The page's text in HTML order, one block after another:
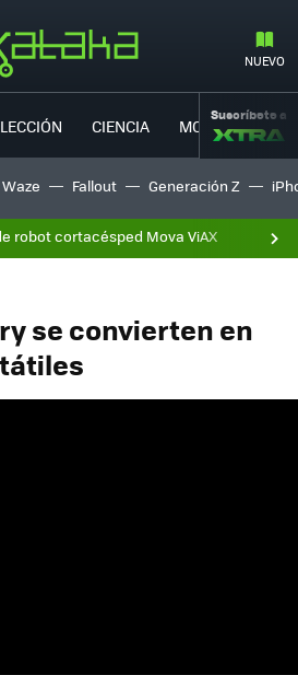
NUEVO
CIENCIA MOVILIDAD
Suscríbete a
Waze Fallout Generación Z
robot cortacésped Mova ViAX
se convierten en